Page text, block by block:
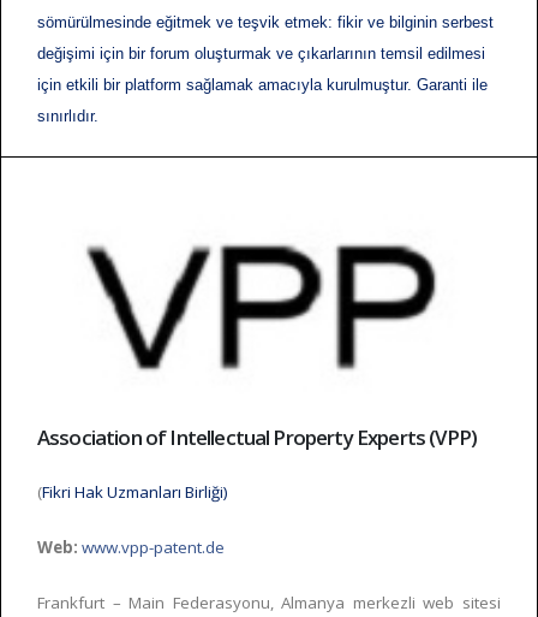
sömürülmesinde eğitmek ve teşvik etmek: fikir ve bilginin serbest
değişimi için bir forum oluşturmak ve çıkarlarının temsil edilmesi
için etkili bir platform sağlamak amacıyla kurulmuştur. Garanti ile
sınırlıdır.
Association of Intellectual Property Experts (VPP)
(Fikri Hak Uzmanları Birliği)
Web: www.vpp-patent.de
Frankfurt – Main Federasyonu, Almanya merkezli web sitesi